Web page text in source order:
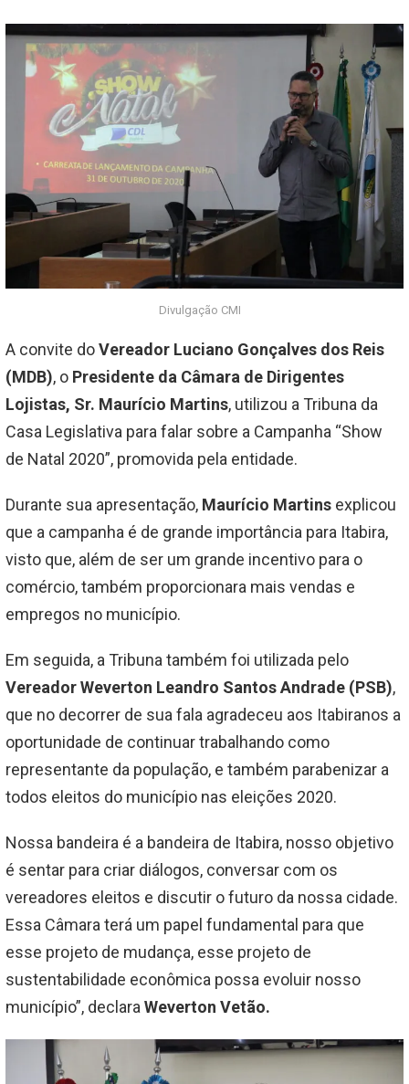
Divulgação CMI
A convite doVereador Luciano Gonçalves dos Reis
(MDB), o Presidente da Câmara de Dirigentes
Lojistas, Sr. Maurício Martins, utilizou a Tribuna da
Casa Legislativa para falar sobre a Campanha “Show
de Natal 2020”, promovida pela entidade.
Durante sua apresentação, Maurício Martins explicou
que a campanha é de grande importância para Itabira,
visto que, além de ser um grande incentivo para o
comércio, também proporcionara mais vendas e
empregos no município.
Em seguida, a Tribuna também foi utilizada pelo
Vereador Weverton Leandro Santos Andrade (PSB),
que no decorrer de sua fala agradeceu aos Itabiranos a
oportunidade de continuar trabalhando como
representante da população, e também parabenizar a
todos eleitos do município nas eleições 2020.
Nossa bandeira é a bandeira de Itabira, nosso objetivo
é sentar para criar diálogos, conversar com os
vereadores eleitos e discutir o futuro da nossa cidade.
Essa Câmara terá um papel fundamental para que
esse projeto de mudança, esse projeto de
sustentabilidade econômica possa evoluir nosso
município”, declara Weverton Vetão.